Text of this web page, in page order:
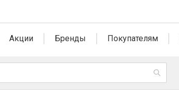
Акции Бренды Покупателям